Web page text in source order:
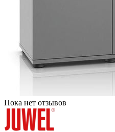
Пока нет отзывов